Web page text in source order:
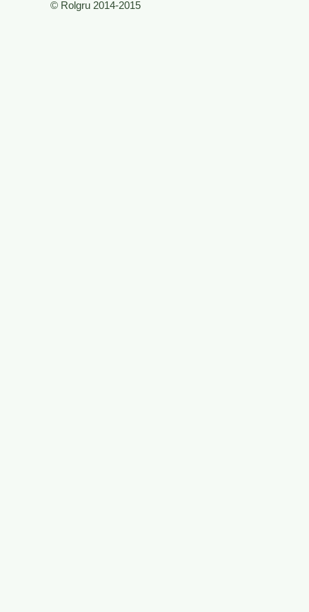
© Rolgru 2014-2015